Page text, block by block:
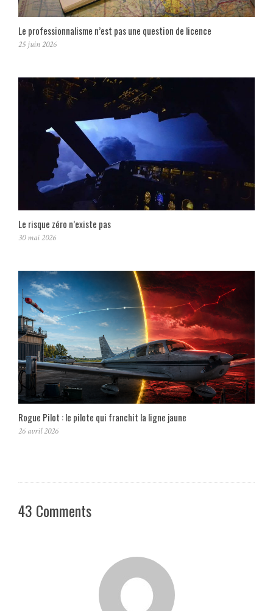
Le professionnalisme n’est pas une question de licence
25 juin 2026
Le risque zéro n’existe pas
30 mai 2026
Rogue Pilot : le pilote qui franchit la ligne jaune
26 avril 2026
43 Comments